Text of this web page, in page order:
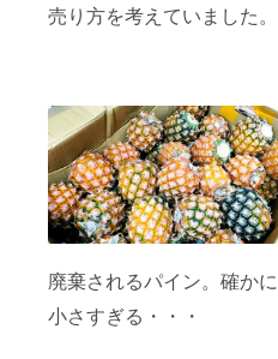
売り方を考えていました。
廃棄されるパイン。確かに
小さすぎる・・・